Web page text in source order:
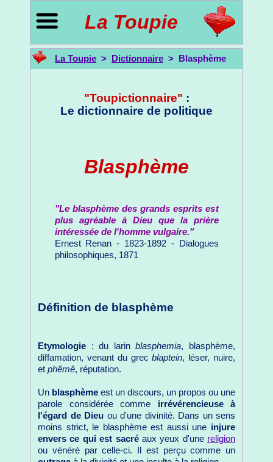
La Toupie
La Toupie > Dictionnaire > Blasphème
"Toupictionnaire" :
Le dictionnaire de politique
Blasphème
"Le blasphème des grands esprits est
plus agréable à Dieu que la prière
intéressée de l'homme vulgaire."
Ernest Renan - 1823-1892 - Dialogues
philosophiques, 1871
Définition de blasphème
Etymologie : du larinblasphemia, blasphème,
diffamation, venant du grecblaptein, léser, nuire,
et phêmê, réputation.
Un blasphème est un discours, un propos ou une
parole considérée comme irrévérencieuse à
l'égard de Dieu ou d'une divinité. Dans un sens
moins strict, le blasphème est aussi une injure
envers ce qui est sacréaux yeux d'une religion
ou vénéré par celle-ci. Il est perçu comme un